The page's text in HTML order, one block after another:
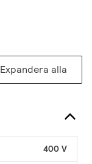
Expandera alla
400 V